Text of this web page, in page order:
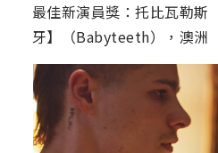
最佳新演員獎：托比瓦勒
牙】（Babyteeth），澳洲